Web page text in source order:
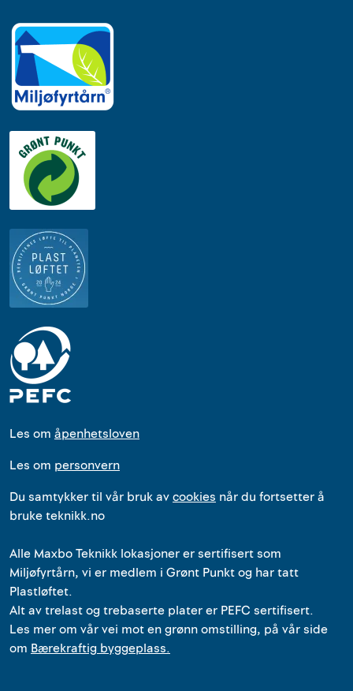
Les om åpenhetsloven
Les om personvern
Du samtykker til vår bruk avcookies når du fortsetter å
bruke teknikk.no
Alle Maxbo Teknikk lokasjonerersertifisert som
Miljøfyrtårn, vi er medlem i Grønt Punkt og har tatt
Plastløftet.
Alt av trelast og trebaserte plater er PEFC sertifisert.
Les mer om vår vei mot en grønn omstilling, på vår side
om Bærekraftig byggeplass.